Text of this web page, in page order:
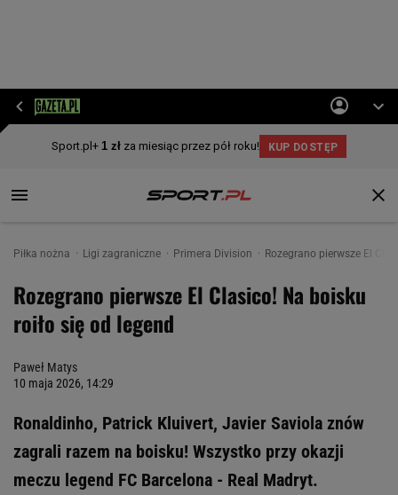
Piłka nożna Ligi zagraniczne Primera Division Rozegrano pierwsze El
Rozegrano pierwsze El Clasico! Na boisku
roiło się od legend
Paweł Matys
10 maja 2026, 14:29
Ronaldinho, Patrick Kluivert, Javier Saviola znów
zagrali razem na boisku! Wszystko przy okazji
meczu legend FC Barcelona - Real Madryt.